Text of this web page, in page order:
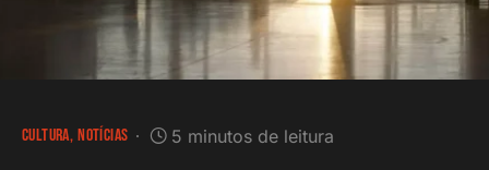
CULTURA NOTÍCIAS 5 minutos de leitura